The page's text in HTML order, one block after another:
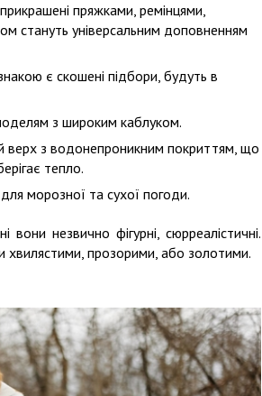
пряжками, ремінцями,
стануть універсальним доповненням
є скошені підбори, будуть в
з широким каблуком.
з водонепроникним покриттям, що
тепло.
для морозної та сухої погоди.
незвично фігурні, сюрреалістичні.
хвилястими, прозорими, або золотими.